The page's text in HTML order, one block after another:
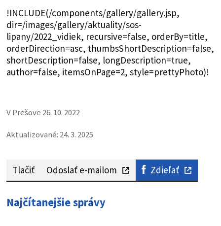
!INCLUDE(/components/gallery/gallery.jsp,
dir=/images/gallery/aktuality/sos-
lipany/2022_vidiek, recursive=false, orderBy=title,
orderDirection=asc, thumbsShortDescription=false,
shortDescription=false, longDescription=true,
author=false, itemsOnPage=2, style=prettyPhoto)!
V Prešove 26. 10. 2022
Aktualizované: 24. 3. 2025
Tlačiť Odoslať e-mailom Zdieľať
Najčítanejšie správy